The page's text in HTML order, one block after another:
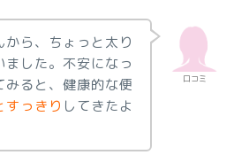
口コミ
ら、ちょっと太り
した。不安になっ
ると、健康的な便
すっきり してきたよ